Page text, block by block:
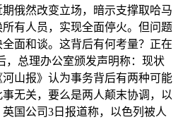
俄然改变立场，暗示支撑取哈马
有人员，实现全面停火。但问题
面和谈。这背后有何考量？正在
，总理办公室颁发声明称：现状
山报》认为事务背后有两种可能
无关，要么是两人颠末协调，以
国公司3日报道称，以色列被人